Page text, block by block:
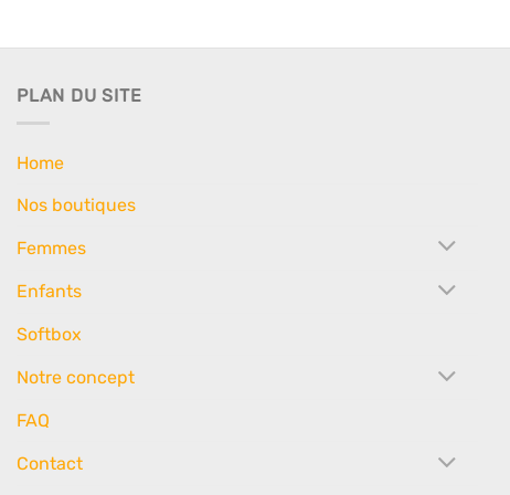
PLAN DU SITE
Home
Nos boutiques
Femmes
Enfants
Softbox
Notre concept
FAQ
Contact